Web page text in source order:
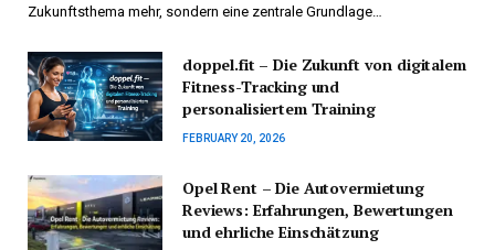
Zukunftsthema mehr, sondern eine zentrale Grundlage…
doppel.fit – Die Zukunft von digitalem
Fitness-Tracking und
personalisiertem Training
FEBRUARY 20, 2026
Opel Rent – Die Autovermietung
Reviews: Erfahrungen, Bewertungen
und ehrliche Einschätzung